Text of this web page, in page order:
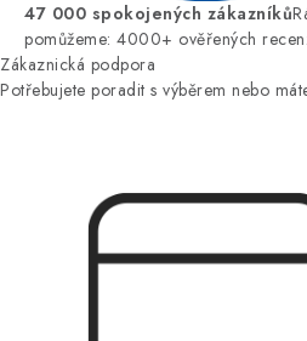
47 000 spokojených zákazníků
pomůžeme: 4000+ ověřených
Zákaznická podpora
Potřebujete poradit s výběrem nebo